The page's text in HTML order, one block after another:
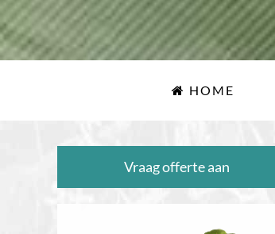
HOME
Vraag offerte aan